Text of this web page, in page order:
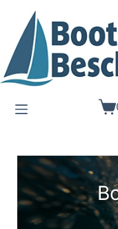
Inhalt
springen